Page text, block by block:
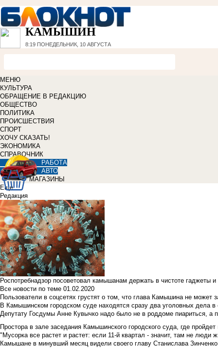
КАМЫШИН
8:19 ПОНЕДЕЛЬНИК, 10 АВГУСТА
МЕНЮ
КУЛЬТУРА
ОБРАЩЕНИЕ В РЕДАКЦИЮ
ОБЩЕСТВО
ПОЛИТИКА
ПРОИСШЕСТВИЯ
СПОРТ
ХОЧУ СКАЗАТЬ!
ЭКОНОМИКА
СПРАВОЧНИК
РАБОТА
АВТО
МАГАЗИНЫ
Еще
Редакция
Роспотребнадзор посоветовал камышанам держать в чистоте гаджеты
Все новости по теме 01.02.2020
Пользователи в соцсетях грустят о том, что глава Камышина не может
В Камышинском городском суде находятся сразу два уголовных дела
Депутату Госдумы Анне Кувычко надо было не в роддоме пиариться, а
Простора в зале заседания Камышинского городского суда, где
"Мусорка все растет и растет: если 11-й квартал - значит, там не люди
Камышане в минувший месяц видели своего главу Станислава Зинченко